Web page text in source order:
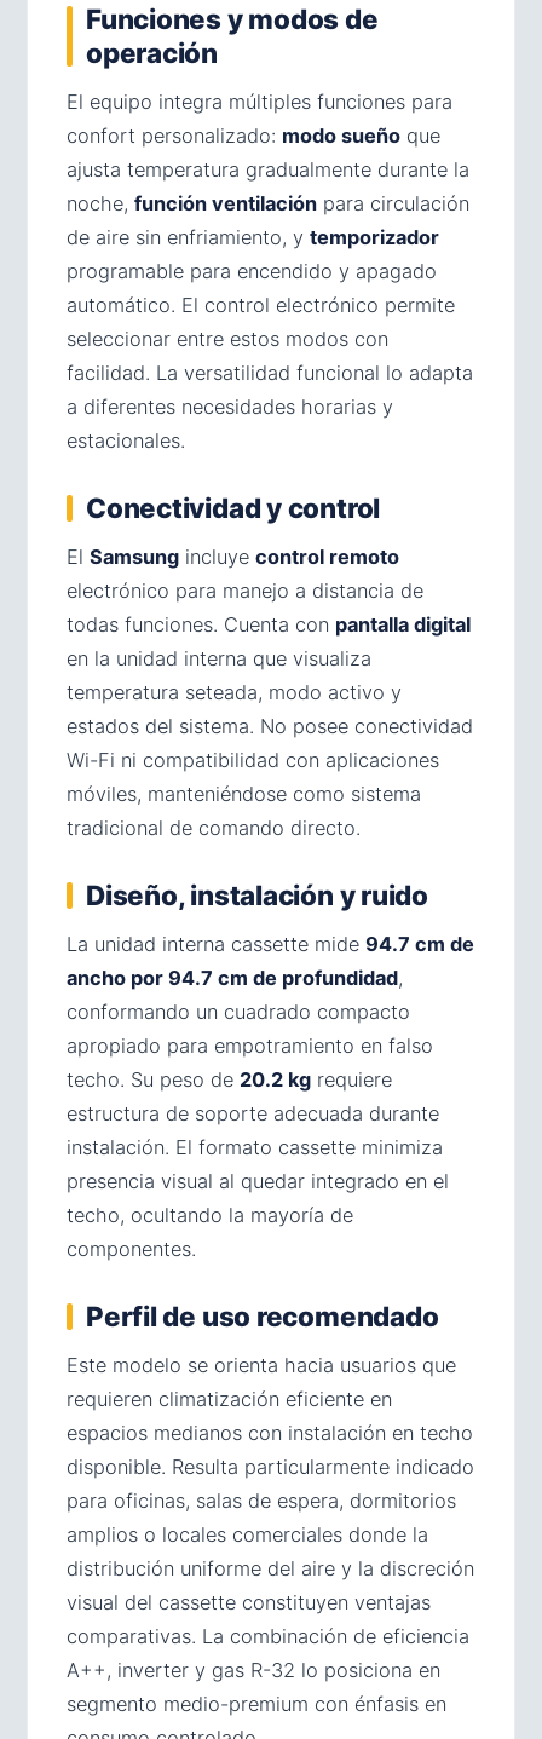
Funciones y modos de
operación
El equipo integra múltiples funciones para
confort personalizado: modo sueño que
ajusta temperatura gradualmente durante la
noche, función ventilación para circulación
de aire sin enfriamiento, y temporizador
programable para encendido y apagado
automático. El control electrónico permite
seleccionar entre estos modos con
facilidad. La versatilidad funcional lo adapta
a diferentes necesidades horarias y
estacionales.
Conectividad y control
El Samsung incluye control remoto
electrónico para manejo a distancia de
todas funciones. Cuenta con pantalla digital
en la unidad interna que visualiza
temperatura seteada, modo activo y
estados del sistema. No posee conectividad
Wi-Fi ni compatibilidad con aplicaciones
móviles, manteniéndose como sistema
tradicional de comando directo.
Diseño, instalación y ruido
La unidad interna cassette mide 94.7 cm de
ancho por 94.7 cm de profundidad,
conformando un cuadrado compacto
apropiado para empotramiento en falso
techo. Su peso de 20.2 kg requiere
estructura de soporte adecuada durante
instalación. El formato cassette minimiza
presencia visual al quedar integrado en el
techo, ocultando la mayoría de
componentes.
Perfil de uso recomendado
Este modelo se orienta hacia usuarios que
requieren climatización eficiente en
espacios medianos con instalación en techo
disponible. Resulta particularmente indicado
para oficinas, salas de espera, dormitorios
amplios o locales comerciales donde la
distribución uniforme del aire y la discreción
visual del cassette constituyen ventajas
comparativas. La combinación de eficiencia
A++, inverter y gas R-32 lo posiciona en
segmento medio-premium con énfasis en